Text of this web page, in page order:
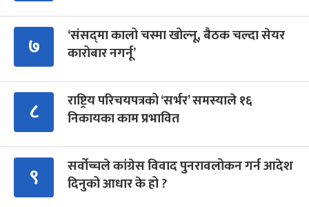
७
‘संसद्‍मा कालो चस्मा खोल्नू, बैठक चल्दा सेयर
कारोबार नगर्नू’
८
राष्ट्रिय परिचयपत्रको ‘सर्भर’ समस्याले १६
निकायका काम प्रभावित
९
सर्वोच्चले कांग्रेस विवाद पुनरावलोकन गर्न आदेश
दिनुको आधार के हो ?